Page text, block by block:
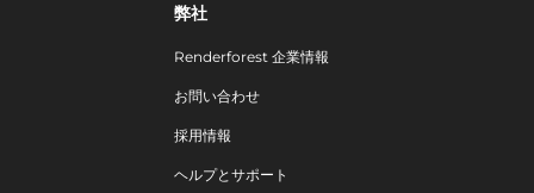
弊社
Renderforest 企業情報
お問い合わせ
採用情報
ヘルプとサポート